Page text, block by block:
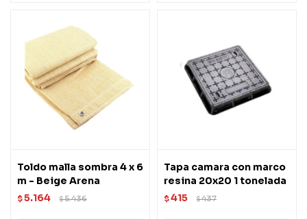
Toldo malla sombra 4 x 6
m - Beige Arena
$5.164 $5.436
Tapa camara con marco
resina 20x20 1 tonelada
$415 $437